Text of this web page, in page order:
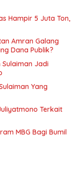
Hampir 5 Juta Ton,
Amran Galang
Dana Publik?
Sulaiman Jadi
Yang
Terkait
MBG Bagi Bumil